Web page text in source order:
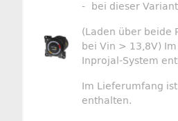
- bei dieser
(Laden über beide
bei Vin > 13,8V)
Inprojal-System
Im Lieferumfang
enthalten.